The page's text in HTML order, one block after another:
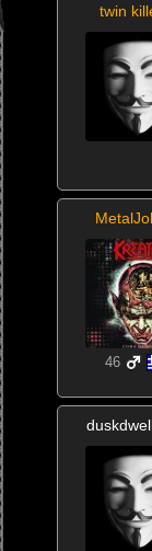
twin
46